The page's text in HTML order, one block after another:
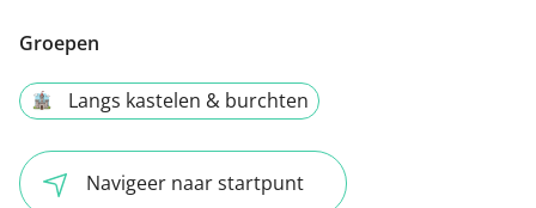
Groepen
Langs kastelen & burchten
Navigeer naar startpunt